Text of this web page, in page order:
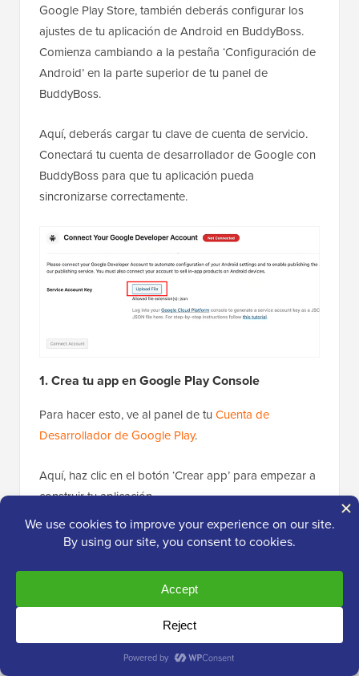
Google Play Store, también deberás configurar los
ajustes de tu aplicación de Android en BuddyBoss.
Comienza cambiando a la pestaña ‘Configuración de
Android’ en la parte superior de tu panel de
BuddyBoss.
Aquí, deberás cargar tu clave de cuenta de servicio.
Conectará tu cuenta de desarrollador de Google con
BuddyBoss para que tu aplicación pueda
sincronizarse correctamente.
1. Crea tu app en Google Play Console
Para hacer esto, ve al panel de tu Cuenta de
Desarrollador de Google Play.
Aquí, haz clic en el botón ‘Crear app’ para empezar a
construir tu aplicación.